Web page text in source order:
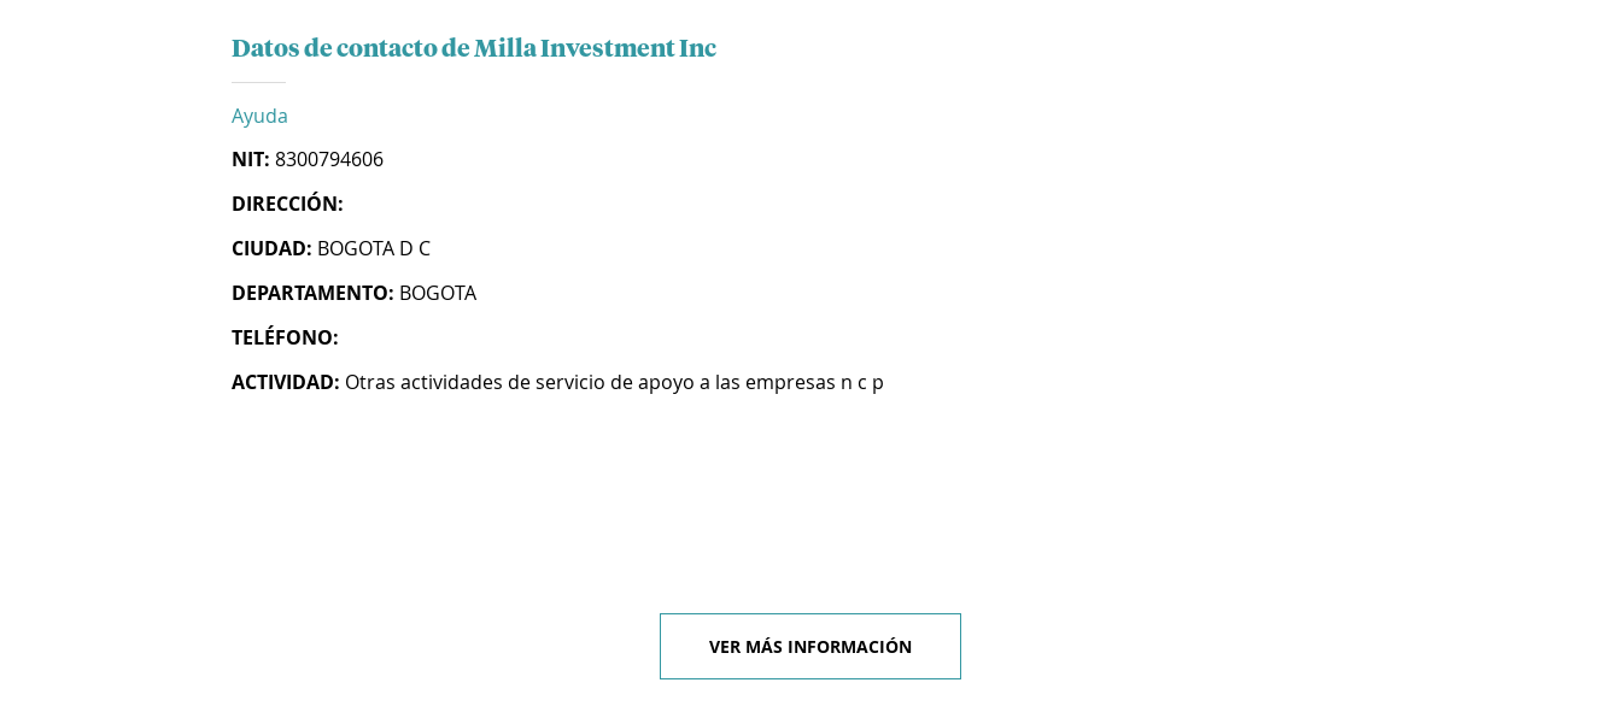
Datos de contacto de Milla Investment Inc
Ayuda
NIT: 8300794606
DIRECCIÓN:
CIUDAD: BOGOTA D C
DEPARTAMENTO: BOGOTA
TELÉFONO:
ACTIVIDAD: Otras actividades de servicio de apoyo a las empresas n c p
VER MÁS INFORMACIÓN